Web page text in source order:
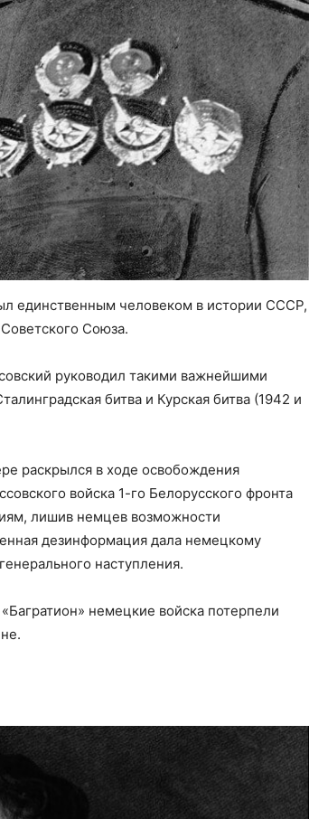
единственным человеком в истории СССР,
Союза.
руководил такими важнейшими
битва и Курская битва (1942 и
раскрылся в ходе освобождения
войска 1-го Белорусского фронта
лишив немцев возможности
дезинформация дала немецкому
наступления.
немецкие войска потерпели